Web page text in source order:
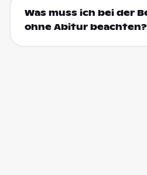
Was muss ich bei der
ohne Abitur beachten?